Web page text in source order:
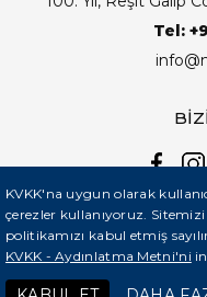
Tel:
KVKK'na uygun olarak
çerezler kullanıyoruz.
politikamızı kabul etmiş
KVKK - Aydınlatma Metni'ni